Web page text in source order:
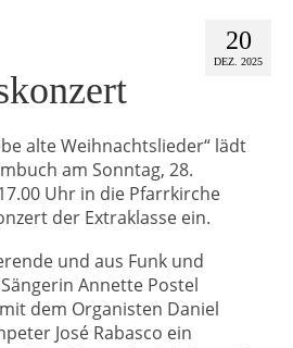
20
DEZ. 2025
alte Weihnachtslieder“ lädt
am Sonntag, 28.
Uhr in die Pfarrkirche
der Extraklasse ein.
und aus Funk und
Annette Postel
dem Organisten Daniel
José Rabasco ein